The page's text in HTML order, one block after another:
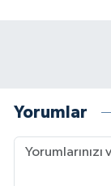
Yorumlar